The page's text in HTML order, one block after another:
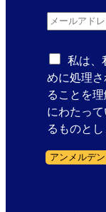
ニ
ュ
ス
レ
タ
ー
登
メ
メールアド
私は、
めに処理
ることを
にわたっ
るものとし
アンメルデン